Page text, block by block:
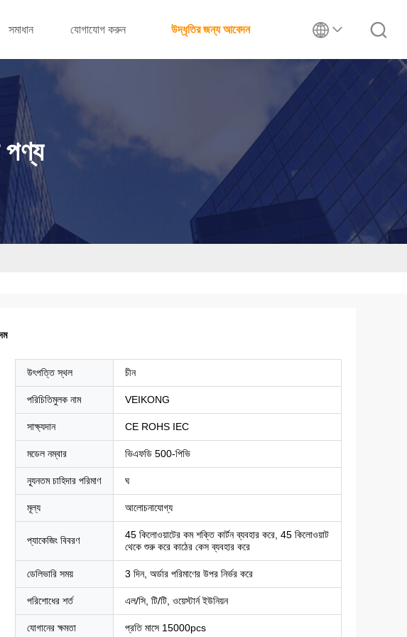
সমাধান যোগাযোগ করুন উদ্ধৃতির জন্য আবেদন
পণ্য
উৎপত্তি স্থল চীন
পরিচিতিমুলক নাম VEIKONG
সাক্ষ্যদান CE ROHS IEC
মডেল নম্বার ভিএফডি 500-পিভি
ন্যূনতম চাহিদার পরিমাণ ঘ
মূল্য আলোচনাযোগ্য
প্যাকেজিং বিবরণ
45 কিলোওয়াটের কম শক্তি কার্টন ব্যবহার করে, 45 কিলোওয়াট
থেকে শুরু করে কাঠের কেস ব্যবহার করে
ডেলিভারি সময় 3 দিন, অর্ডার পরিমাণের উপর নির্ভর করে
পরিশোধের শর্ত এল/সি, টি/টি, ওয়েস্টার্ন ইউনিয়ন
যোগানের ক্ষমতা প্রতি মাসে 15000pcs